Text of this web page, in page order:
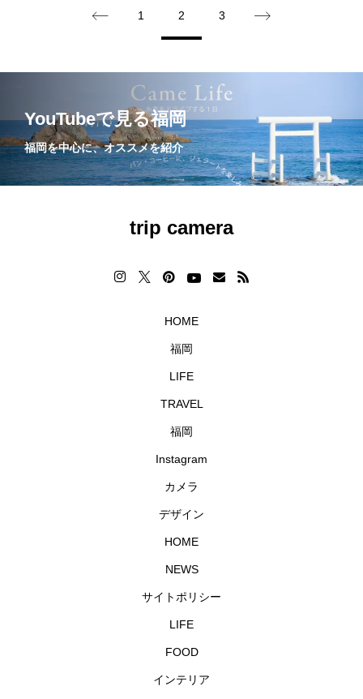
1 2 3
YouTubeで見る福岡
福岡を中心に、オススメを紹介
trip camera
HOME
福岡
LIFE
TRAVEL
福岡
Instagram
カメラ
デザイン
HOME
NEWS
サイトポリシー
LIFE
FOOD
インテリア